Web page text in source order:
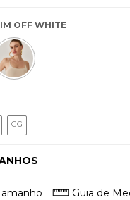
OFF WHITE
GG
Guia de